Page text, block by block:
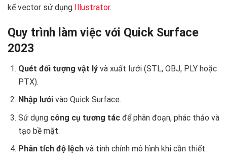
kế vector sử dụng
Illustrator.
Quy trình làm việc với Quick Surface
2023
Quét đối tượng vật lývà xuất lưới (STL, OBJ, PLY hoặc
PTX).
Nhập lướivào Quick Surface.
Sử dụng công cụ tương tácđể phân đoạn, phác thảo và
tạo bề mặt.
Phân tích độ lệchvà tinh chỉnh mô hình khi cần thiết.